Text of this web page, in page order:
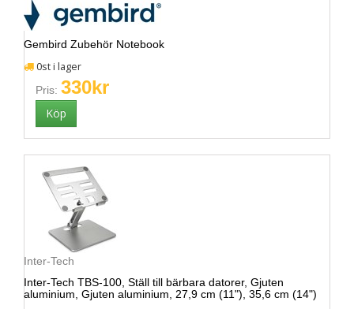
Gembird Zubehör Notebook
0st i lager
Pris: 330kr
Inter-Tech
Inter-Tech TBS-100, Ställ till bärbara datorer, Gjuten
aluminium, Gjuten aluminium, 27,9 cm (11"), 35,6 cm (14")